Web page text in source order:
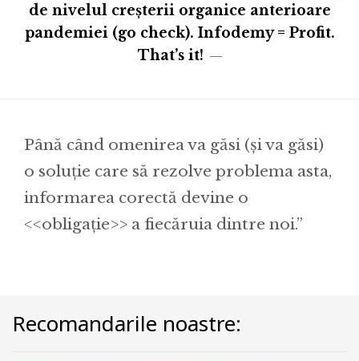
de nivelul creșterii organice anterioare
pandemiei (go check). Infodemy = Profit.
That’s it!
Până când omenirea va găsi (și va găsi)
o soluție care să rezolve problema asta,
informarea corectă devine o
<<obligație>> a fiecăruia dintre noi.”
Recomandarile noastre: